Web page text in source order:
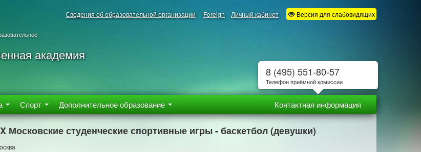
Сведения об образовательной организации Foreign Личный кабинет Версия для слабовидящих
академия
Спорт Дополнительное образование Контактная информация
Московские студенческие спортивные игры - баскетбол (девушки)
8 (495) 551-80-57
Телефон приёмной комиссии